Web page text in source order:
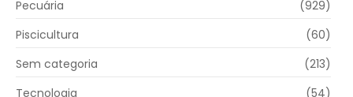
Pecuária
(929)
Piscicultura
(60)
Sem categoria
(213)
Tecnologia
(54)